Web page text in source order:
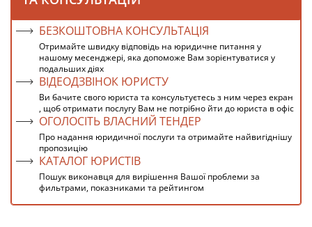
БЕЗКОШТОВНА КОНСУЛЬТАЦІЯ
Отримайте швидку відповідь на юридичне питання у
нашому месенджері, яка допоможе Вам зорієнтуватися у
подальших діях
ВІДЕОДЗВІНОК ЮРИСТУ
Ви бачите свого юриста та консультуєтесь з ним через екран
, щоб отримати послугу Вам не потрібно йти до юриста в офіс
ОГОЛОСІТЬ ВЛАСНИЙ ТЕНДЕР
Про надання юридичної послуги та отримайте найвигіднішу
пропозицію
КАТАЛОГ ЮРИСТІВ
Пошук виконавця для вирішення Вашої проблеми за
фильтрами, показниками та рейтингом